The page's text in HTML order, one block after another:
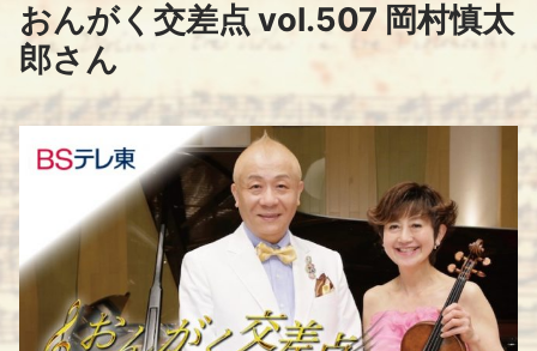
へ
キ
ッ
おんがく交差点 vol.507 岡村慎太
郎さん